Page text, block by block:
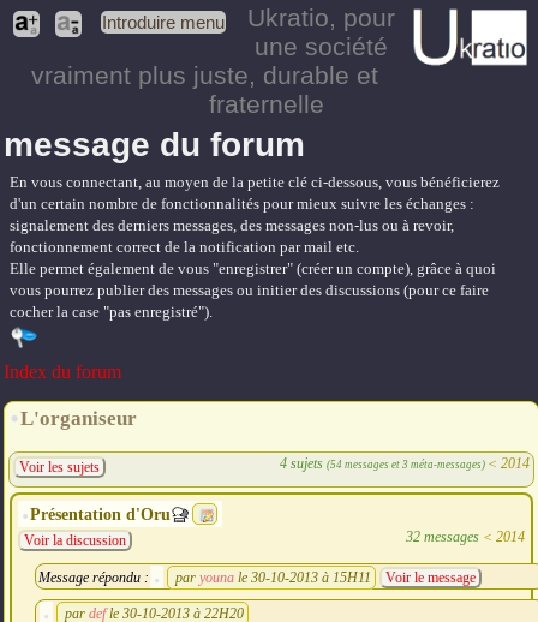
Introduire menu Ukratio, pour
une société
vraiment plus juste, durable et
fraternelle
message du forum
En vous connectant, au moyen de la petite clé ci-dessous, vous bénéficierez
d'un certain nombre de fonctionnalités pour mieux suivre les échanges :
signalement des derniers messages, des messages non-lus ou à revoir,
fonctionnement correct de la notification par mail etc.
Elle permet également de vous "enregistrer" (créer un compte), grâce à quoi
vous pourrez publier des messages ou initier des discussions (pour ce faire
cocher la case "pas enregistré").
Index du forum
L'organiseur
4 sujets (54 messages et 3 méta-messages) < 2014
Voir les sujets
Présentation d'Oru
32 messages< 2014
Voir la discussion
Message répondu : par youna le 30-10-2013 à 15H11 Voir le message
par def le 30-10-2013 à 22H20